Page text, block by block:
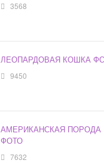
3568
ЛЕОПАРДОВАЯ КОШКА
9450
АМЕРИКАНСКАЯ ПОРОДА
ФОТО
7632